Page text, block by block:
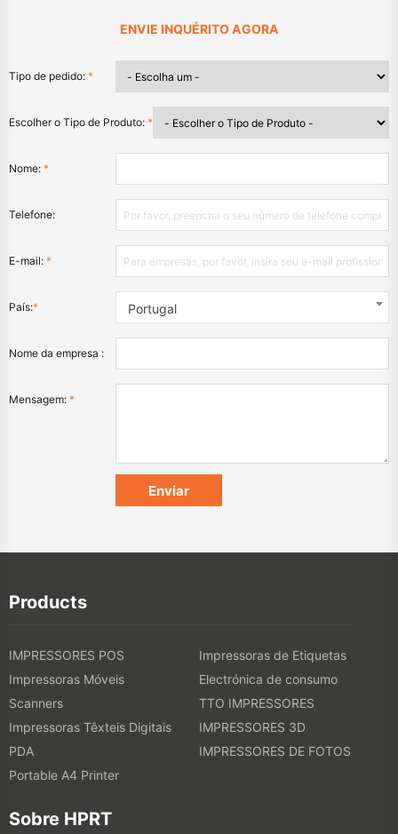
ENVIE INQUÉRITO AGORA
Tipo de pedido: *
Escolher o Tipo de Produto: *
Nome: *
Telefone:
E-mail: *
País:* Portugal
Nome da empresa :
Mensagem: *
Products
IMPRESSORES POS
Impressoras de Etiquetas
Impressoras Móveis
Electrónica de consumo
Scanners
TTO IMPRESSORES
Impressoras Têxteis Digitais
IMPRESSORES 3D
PDA
IMPRESSORES DE FOTOS
Portable A4 Printer
Sobre HPRT